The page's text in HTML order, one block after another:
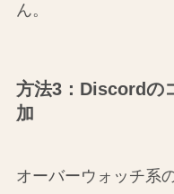
ん。
方法3：Discordの
加
オーバーウォッチ系